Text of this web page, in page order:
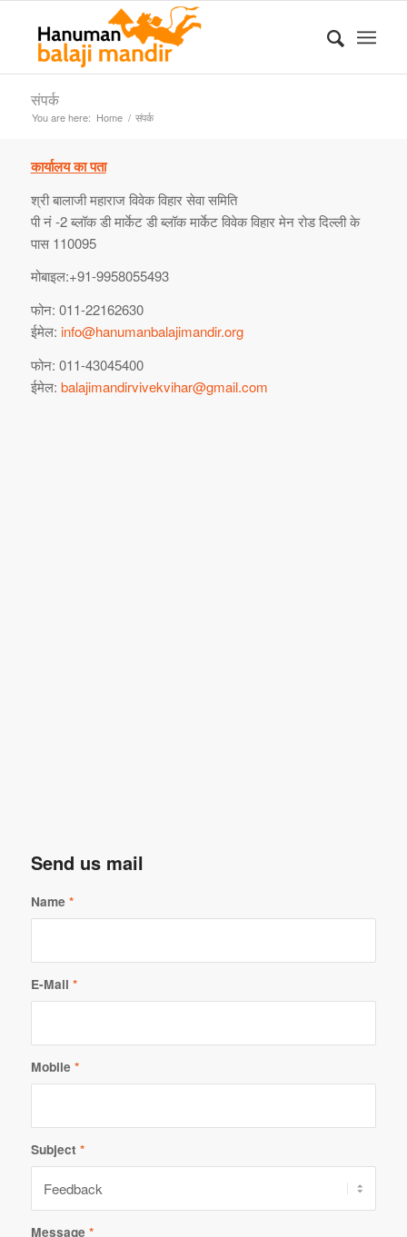
संपर्क
You are here: Home / संपर्क
कार्यालय का पता
श्री बालाजी महाराज विवेक विहार सेवा समिति
पी नं -2 ब्लॉक डी मार्केट डी ब्लॉक मार्केट विवेक विहार मेन रोड दिल्ली के
पास 110095
मोबाइल:+91-9958055493
फोन: 011-22162630
ईमेल: info@hanumanbalajimandir.org
फोन: 011-43045400
ईमेल: balajimandirvivekvihar@gmail.com
Send us mail
Name *
E-Mail *
Mobile *
Subject *
Message *